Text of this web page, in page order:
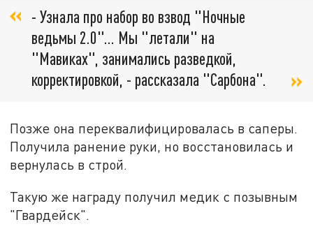
- Узнала про набор во взвод "Ночные
ведьмы 2.0"... Мы "летали" на
"Мавиках", занимались разведкой,
корректировкой, - рассказала "Сарбона".
Позже она переквалифицировалась в саперы.
Получила ранение руки, но восстановилась и
вернулась в строй.
Такую же награду получил медик с позывным
"Гвардейск".